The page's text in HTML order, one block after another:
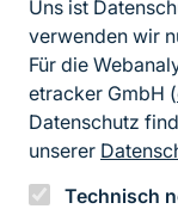
Uns ist
verwenden wir
Für die
etracker GmbH (
Datenschutz
unserer
Technisch